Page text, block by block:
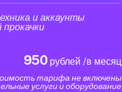
и аккаунты
950 рублей /в месяц
тарифа не включены
услуги и оборудование